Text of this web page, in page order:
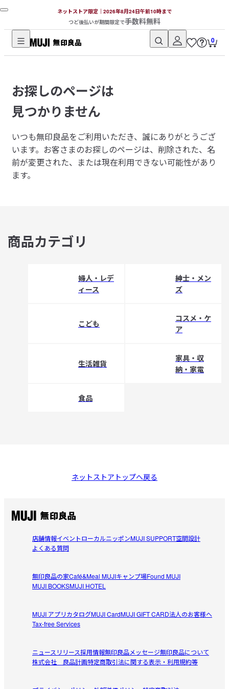
ネットストア限定｜2026年8月24日午前10時まで
つど後払いが期間限定で手数料無料
無
品
ネ
ッ
ト
ス
ト
ア
0
お探しのページは
見つかりません
いつも無印良品をご利用いただき、誠にありがとうござ
います。 お客さまのお探しのページは、削除された、名
前が変更された、または現在利用できない可能性があり
ます。
商品カテゴリ
婦人・レデ
ィース
紳士・メン
ズ
こども
コスメ・ケ
ア
生活雑貨
家具・収
納・家電
食品
ネットストアトップへ戻る
店舗情報イベントローカルニッポンMUJI SUPPORT空間設計
よくある質問
無印良品の家Café&Meal MUJIキャンプ場Found MUJI
MUJI BOOKSMUJI HOTEL
MUJI アプリカタログMUJI CardMUJI GIFT CARD法人のお客様へ
Tax-free Services
ニュースリリース採用情報無印良品メッセージ無印良品について
株式会社 良品計画特定商取引法に関する表示・利用規約等